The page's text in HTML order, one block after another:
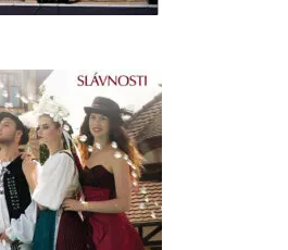
KULTÚRA
VIDEO
MIX